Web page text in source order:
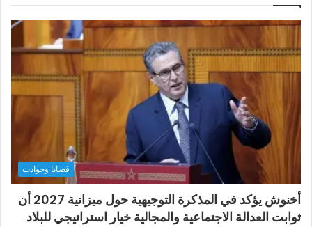
قضايا وحوادث
أخنوش يؤكد في المذكرة التوجيهية حول ميزانية 2027 أن
ثوابت العدالة الاجتماعية والمجالية خيار استراتيجي للبلاد